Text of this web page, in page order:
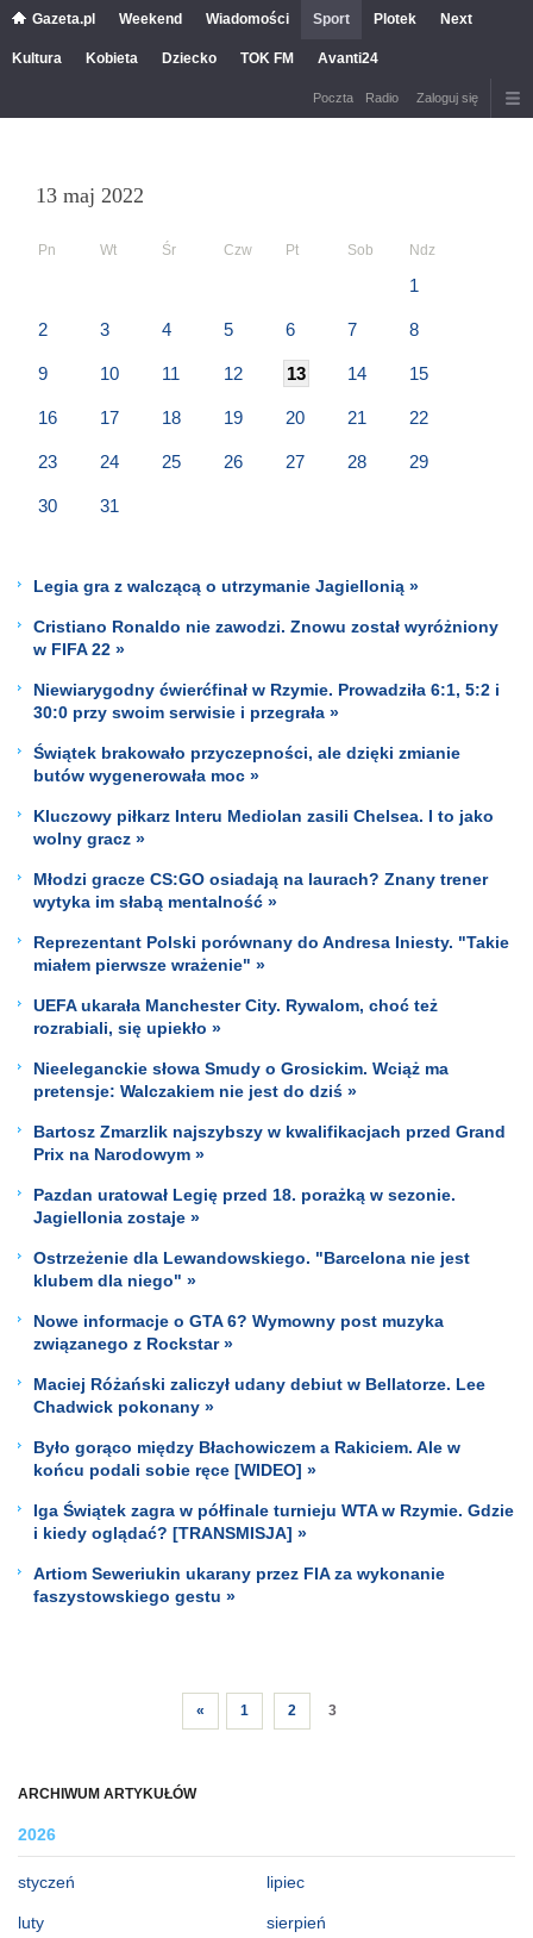
Gazeta.pl Weekend Wiadomości Sport Plotek Next
Kultura Kobieta Dziecko TOK FM Avanti24
Poczta Radio Zaloguj się
ARCHIWUM ARTYKUŁÓW
2026
styczeń
luty
lipiec
sierpień
13 maj 2022
Pn Wt Śr Czw Pt Sob Ndz
1
2 3 4 5 6 7 8
9 10 11 12 13 14 15
16 17 18 19 20 21 22
23 24 25 26 27 28 29
30 31
Legia gra z walczącą o utrzymanie Jagiellonią »
Cristiano Ronaldo nie zawodzi. Znowu został wyróżniony
w FIFA 22 »
Niewiarygodny ćwierćfinał w Rzymie. Prowadziła 6:1, 5:2 i
30:0 przy swoim serwisie i przegrała »
Świątek brakowało przyczepności, ale dzięki zmianie
butów wygenerowała moc »
Kluczowy piłkarz Interu Mediolan zasili Chelsea. I to jako
wolny gracz »
Młodzi gracze CS:GO osiadają na laurach? Znany trener
wytyka im słabą mentalność »
Reprezentant Polski porównany do Andresa Iniesty. "Takie
miałem pierwsze wrażenie" »
UEFA ukarała Manchester City. Rywalom, choć też
rozrabiali, się upiekło »
Nieeleganckie słowa Smudy o Grosickim. Wciąż ma
pretensje: Walczakiem nie jest do dziś »
Bartosz Zmarzlik najszybszy w kwalifikacjach przed Grand
Prix na Narodowym »
Pazdan uratował Legię przed 18. porażką w sezonie.
Jagiellonia zostaje »
Ostrzeżenie dla Lewandowskiego. "Barcelona nie jest
klubem dla niego" »
Nowe informacje o GTA 6? Wymowny post muzyka
związanego z Rockstar »
Maciej Różański zaliczył udany debiut w Bellatorze. Lee
Chadwick pokonany »
Było gorąco między Błachowiczem a Rakiciem. Ale w
końcu podali sobie ręce [WIDEO] »
Iga Świątek zagra w półfinale turnieju WTA w Rzymie. Gdzie
i kiedy oglądać? [TRANSMISJA] »
Artiom Seweriukin ukarany przez FIA za wykonanie
faszystowskiego gestu »
« 1 2 3